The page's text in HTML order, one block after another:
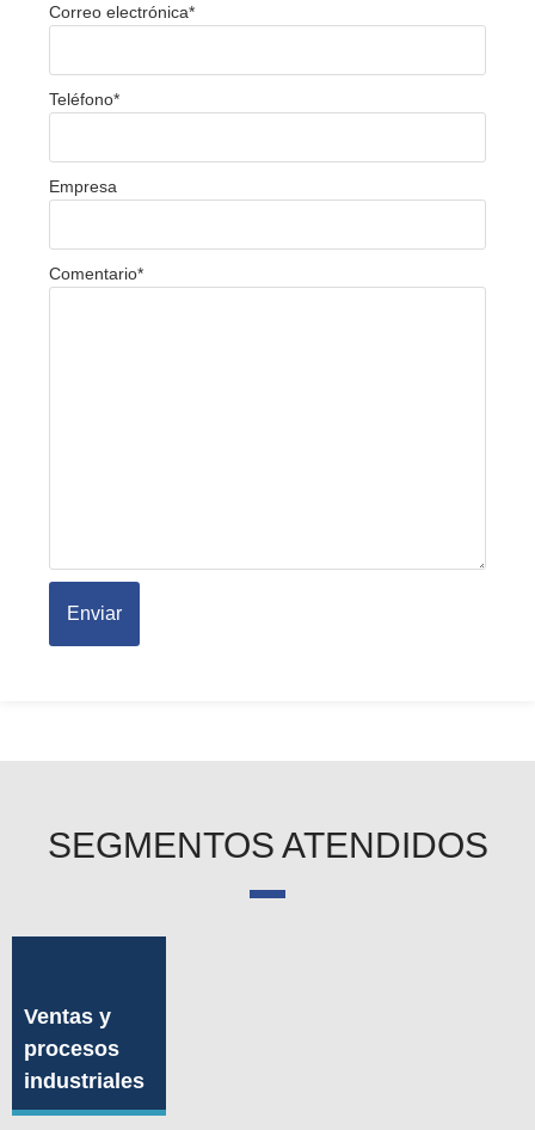
Correo electrónica*
Teléfono*
Empresa
Comentario*
Enviar
SEGMENTOS ATENDIDOS
Ventas y
procesos
industriales